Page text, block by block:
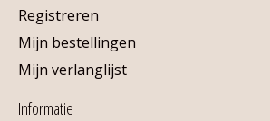
Registreren
Mijn bestellingen
Mijn verlanglijst
Informatie